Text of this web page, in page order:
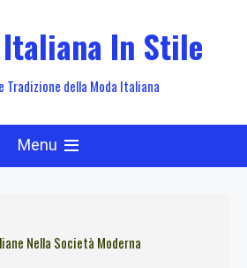
In Stile
Tradizione della Moda Italiana
Menu
Nella Società Moderna